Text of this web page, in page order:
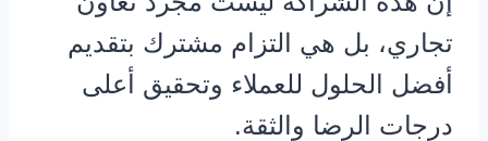
تجاري، بل هي التزام مشترك بتقديم
أفضل الحلول للعملاء وتحقيق أعلى
درجات الرضا والثقة.